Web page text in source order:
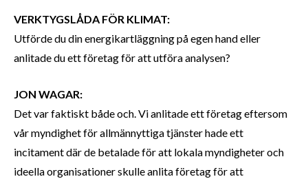
VERKTYGSLÅDA FÖR KLIMAT:
Utförde du din energikartläggning på egen hand eller
anlitade du ett företag för att utföra analysen?
JON WAGAR:
Det var faktiskt både och. Vi anlitade ett företag eftersom
vår myndighet för allmännyttiga tjänster hade ett
incitament där de betalade för att lokala myndigheter och
ideella organisationer skulle anlita företag för att